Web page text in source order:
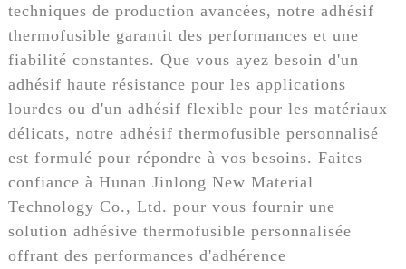
techniques de production avancées, notre adhésif
thermofusible garantit des performances et une
fiabilité constantes. Que vous ayez besoin d'un
adhésif haute résistance pour les applications
lourdes ou d'un adhésif flexible pour les matériaux
délicats, notre adhésif thermofusible personnalisé
est formulé pour répondre à vos besoins. Faites
confiance à Hunan Jinlong New Material
Technology Co., Ltd. pour vous fournir une
solution adhésive thermofusible personnalisée
offrant des performances d'adhérence